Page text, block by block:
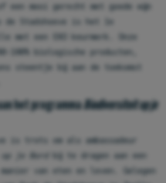
een mooi gerecht met goede wijn
Stadshoeve is het 1e
met een EKO keurmerk. Onze
biologische producten,
steentje bij aan de toekomst
het programmaBiodiversiteit op je
is trots om als ambassadeur
je Bord
bij te dragen aan een
manier van eten en leven. Gelegen